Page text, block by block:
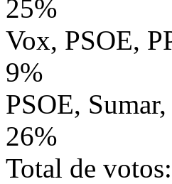
25%
Vox, PSOE,
9%
PSOE,
26%
Total de votos: